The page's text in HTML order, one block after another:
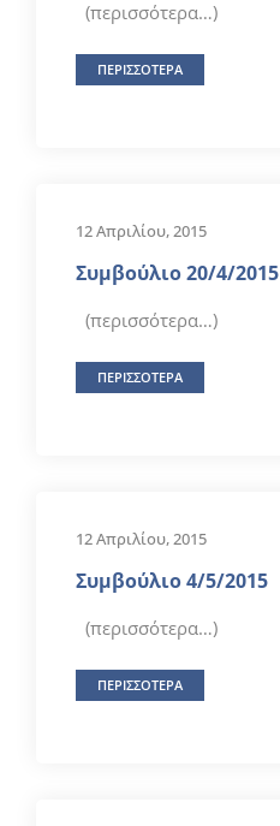
(περισσότερα…)
ΠΕΡΙΣΣΟΤΕΡΑ
12 Απριλίου, 2015
Συμβούλιο 20/4/2015
(περισσότερα…)
ΠΕΡΙΣΣΟΤΕΡΑ
12 Απριλίου, 2015
Συμβούλιο 4/5/2015
(περισσότερα…)
ΠΕΡΙΣΣΟΤΕΡΑ